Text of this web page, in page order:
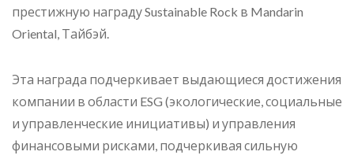
престижную награду Sustainable Rock в Mandarin
Oriental, Тайбэй.
Эта награда подчеркивает выдающиеся достижения
компании в области ESG (экологические, социальные
и управленческие инициативы) и управления
финансовыми рисками, подчеркивая сильную